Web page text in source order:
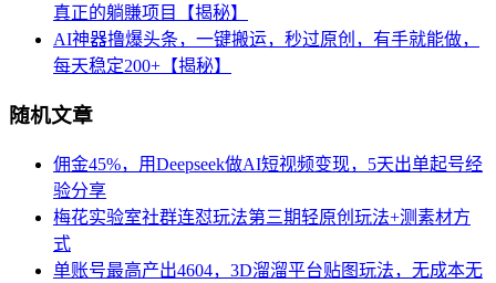
真正的躺賺项目【揭秘】
AI神器撸爆头条，一键搬运，秒过原创，有手就能做，
每天稳定200+【揭秘】
随机文章
佣金45%，用Deepseek做AI短视频变现，5天出单起号经
验分享
梅花实验室社群连怼玩法第三期轻原创玩法+测素材方
式
单账号最高产出4604，3D溜溜平台贴图玩法，无成本无